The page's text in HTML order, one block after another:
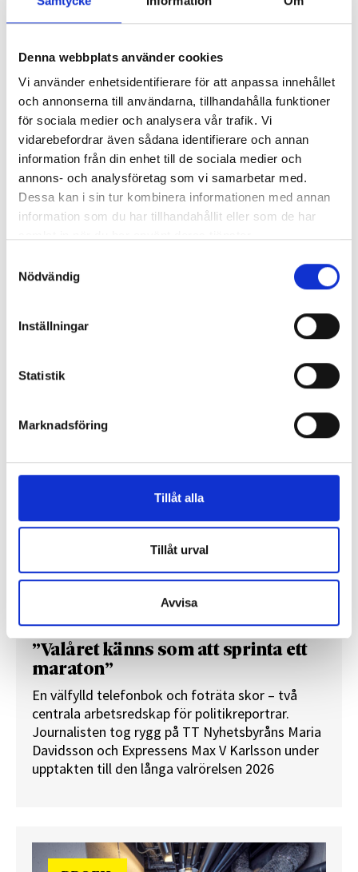
Denna webbplats använder cookies
Vi använder enhetsidentifierare för att anpassa innehållet
och annonserna till användarna, tillhandahålla funktioner
för sociala medier och analysera vår trafik. Vi
vidarebefordrar även sådana identifierare och annan
information från din enhet till de sociala medier och
annons- och analysföretag som vi samarbetar med.
Dessa kan i sin tur kombinera informationen med annan
information som du har tillhandahållit eller som de har
Nödvändig
Inställningar
Statistik
Marknadsföring
Tillåt alla
Tillåt urval
Avvisa
Enorma skillnader mellan
”Valåret känns som att sprinta ett
maraton”
En välfylld telefonbok och foträta skor – två
centrala arbetsredskap för politikreportrar.
Journalisten tog rygg på TT Nyhetsbyråns Maria
Davidsson och Expressens Max V Karlsson under
upptakten till den långa valrörelsen 2026